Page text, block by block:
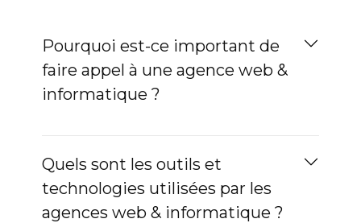
Pourquoi est-ce important de
faire appel à une agence web &
informatique ?
Quels sont les outils et
technologies utilisées par les
agences web & informatique ?